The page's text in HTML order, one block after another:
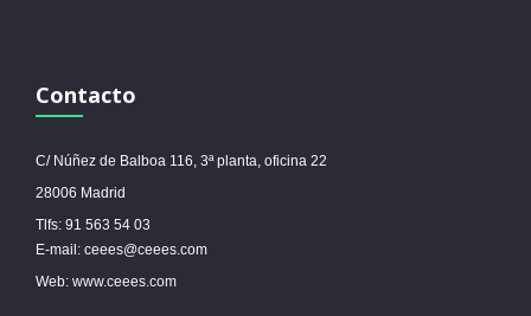
Contacto
C/ Núñez de Balboa 116, 3ª planta, oficina 22
28006 Madrid
Tlfs: 91 563 54 03
E-mail: ceees@ceees.com
Web: www.ceees.com